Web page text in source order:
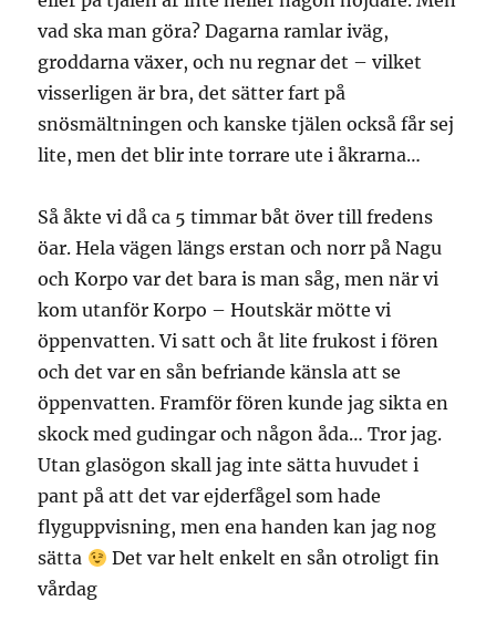
vad ska man göra? Dagarna ramlar iväg,
groddarna växer, och nu regnar det – vilket
visserligen är bra, det sätter fart på
snösmältningen och kanske tjälen också får sej
lite, men det blir inte torrare ute i åkrarna…
Så åkte vi då ca 5 timmar båt över till fredens
öar. Hela vägen längs erstan och norr på Nagu
och Korpo var det bara is man såg, men när vi
kom utanför Korpo – Houtskär mötte vi
öppenvatten. Vi satt och åt lite frukost i fören
och det var en sån befriande känsla att se
öppenvatten. Framför fören kunde jag sikta en
skock med gudingar och någon åda… Tror jag.
Utan glasögon skall jag inte sätta huvudet i
pant på att det var ejderfågel som hade
flyguppvisning, men ena handen kan jag nog
sätta
Det var helt enkelt en sån otroligt fin
vårdag